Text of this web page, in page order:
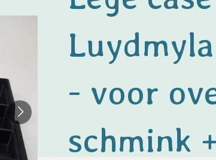
- voor
schmink